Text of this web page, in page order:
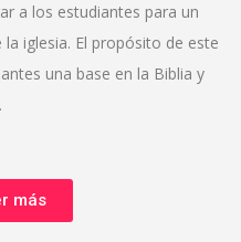
a los estudiantes para un
iglesia. El propósito de este
una base en la Biblia y
más